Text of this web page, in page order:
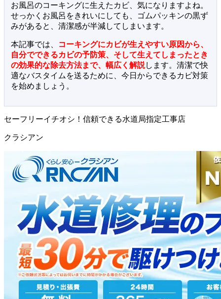
お風呂のコーキングに生えたカビ、気になりますよね。
せっかくお風呂をきれいにしても、ゴムパッキンの黒ず
みがあると、清潔感が半減してしまいます。
本記事では、
コーキングにカビが生えやすい原因から、
自分でできるカビの予防策、そして生えてしまったとき
の効果的な除去方法まで、幅広く解説します。清潔で快
適なバスタイムを送るために、今日からできるカビ対策
を始めましょう。
セーフリーイチオシ！信頼できる水道局指定工事店
クラシアン